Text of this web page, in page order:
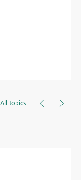
All topics